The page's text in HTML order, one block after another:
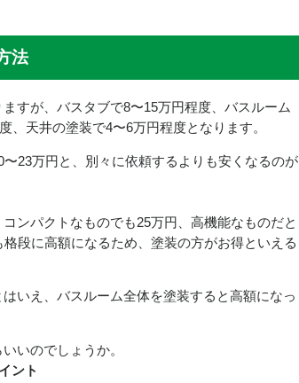
法
すが、バスタブで8〜15万円程度、バスルーム
、天井の塗装で4〜6万円程度となります。
23万円と、別々に依頼するよりも安くなるのが
ンパクトなものでも25万円、高機能なものだと
段に高額になるため、塗装の方がお得といえる
いえ、バスルーム全体を塗装すると高額になっ
いのでしょうか。
ント